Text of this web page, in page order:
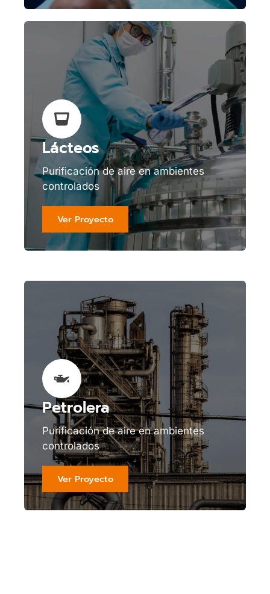
Lácteos
Purificación de aire en ambientes
controlados
Ver Proyecto
Petrolera
Purificación de aire en ambientes
controlados
Ver Proyecto